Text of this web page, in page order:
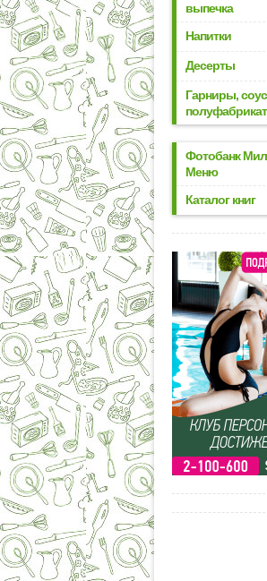
выпечка
Напитки
Десерты
Гарниры,
Фотобанк
Меню
Каталог книг